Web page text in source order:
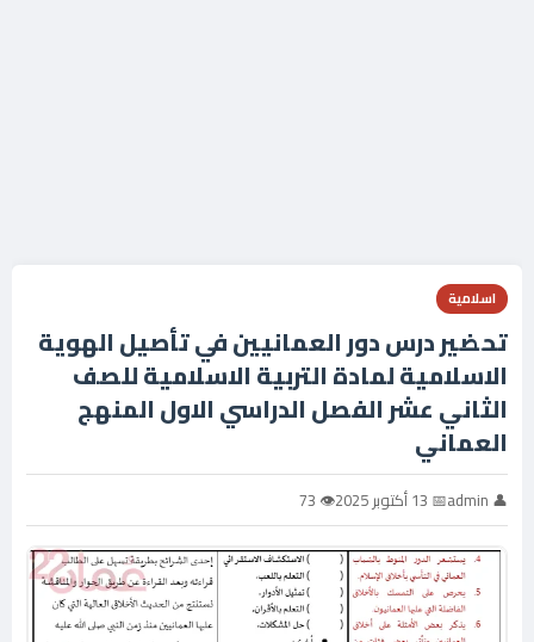
اسلامية
تحضير درس دور العمانيين في تأصيل الهوية
الاسلامية لمادة التربية الاسلامية للصف
الثاني عشر الفصل الدراسي الاول المنهج
العماني
👤 admin 📅 13 أكتوبر 2025 👁 73